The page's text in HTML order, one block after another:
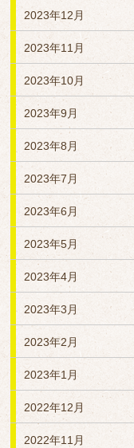
2023年12月
2023年11月
2023年10月
2023年9月
2023年8月
2023年7月
2023年6月
2023年5月
2023年4月
2023年3月
2023年2月
2023年1月
2022年12月
2022年11月